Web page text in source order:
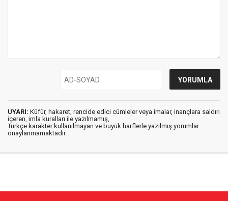
UYARI: Küfür, hakaret, rencide edici cümleler veya imalar, inançlara saldırı
içeren, imla kuralları ile yazılmamış,
Türkçe karakter kullanılmayan ve büyük harflerle yazılmış yorumlar
onaylanmamaktadır.